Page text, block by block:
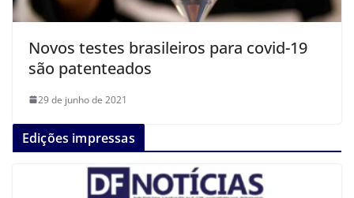
Novos testes brasileiros para covid-19
são patenteados
29 de junho de 2021
Edições impressas